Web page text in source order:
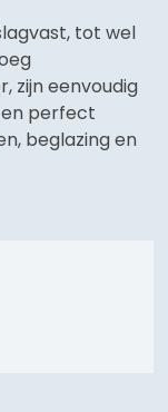
tot wel
zijn eenvoudig
perfect
beglazing en